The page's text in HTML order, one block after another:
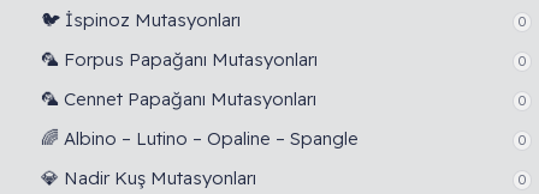
🐦 İspinoz Mutasyonları 0
🦜 Forpus Papağanı Mutasyonları 0
🦜 Cennet Papağanı Mutasyonları 0
🌈 Albino – Lutino – Opaline – Spangle 0
💎 Nadir Kuş Mutasyonları 0